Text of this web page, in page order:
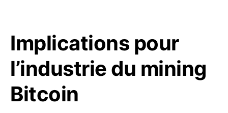
Implications pour
l’industrie du mining
Bitcoin